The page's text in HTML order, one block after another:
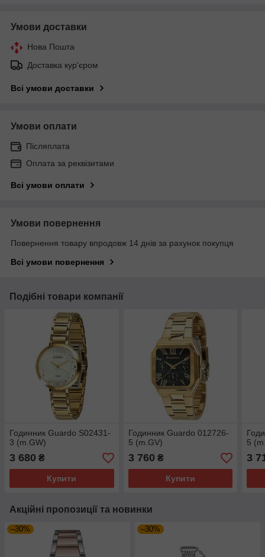
Умови доставки
Нова Пошта
Доставка кур'єром
Всі умови доставки
Умови оплати
Післяплата
Оплата за реквізитами
Всі умови оплати
Умови повернення
Повернення товару впродовж 14 днів за рахунок покупця
Всі умови повернення
Подібні товари компанії
Годинник Guardo S02431-
3 (m.GW)
3 680 ₴
Купити
Годинник Guardo 012726-
5 (m.GV)
3 760 ₴
Купити
5
3
Акційні пропозиції та новинки
–30% –30%